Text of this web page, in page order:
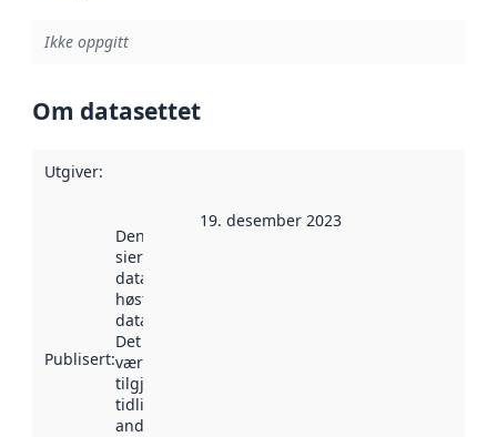
Ikke oppgitt
Om datasettet
Utgiver:
Publisert:
Denne datoen
sier når
datasettet ble
høstet av
data.norge.no.
Det kan ha
vært
tilgjengelig
tidligere
andre steder.
19. desember 2023